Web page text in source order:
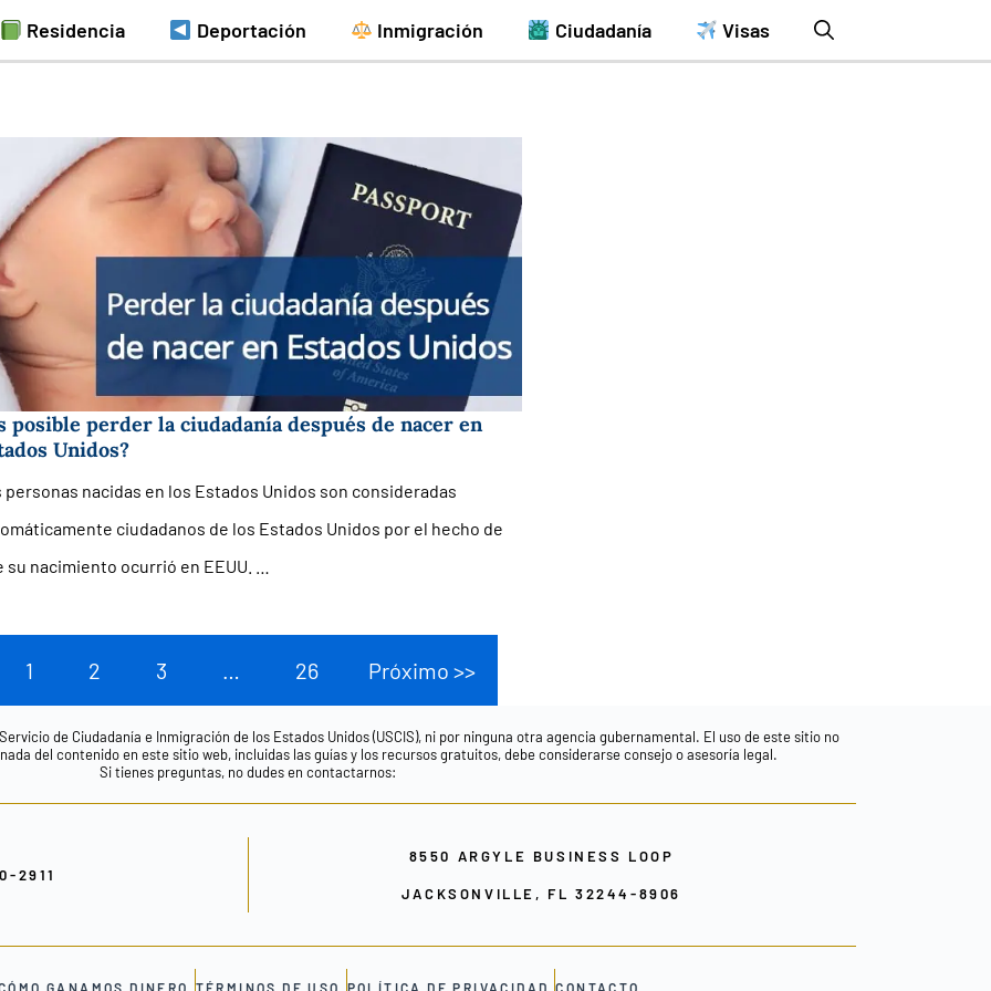
Residencia Deportación Inmigración Ciudadanía Visas
posible perder la ciudadanía después de nacer en
Unidos?
personas nacidas en los Estados Unidos son consideradas
ciudadanos de los Estados Unidos por el hecho de
su nacimiento ocurrió en EEUU. …
1 2 3 26 Próximo >>
de Ciudadanía e Inmigración de los Estados Unidos (USCIS), ni por ninguna otra agencia gubernamental. El uso de este sitio no
del contenido en este sitio web, incluidas las guías y los recursos gratuitos, debe considerarse consejo o asesoría legal.
Si tienes preguntas, no dudes en contactarnos:
2911
8550 ARGYLE BUSINESS LOOP
JACKSONVILLE, FL 32244-8906
GANAMOS DINERO TÉRMINOS DE USO POLÍTICA DE PRIVACIDAD CONTACTO